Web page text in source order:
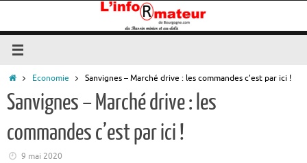
contenu
AccueilEconomie Sanvignes – Marché drive : les commandes c’est par ici !
Sanvignes – Marché drive : les
commandes c’est par ici !
9 mai 2020